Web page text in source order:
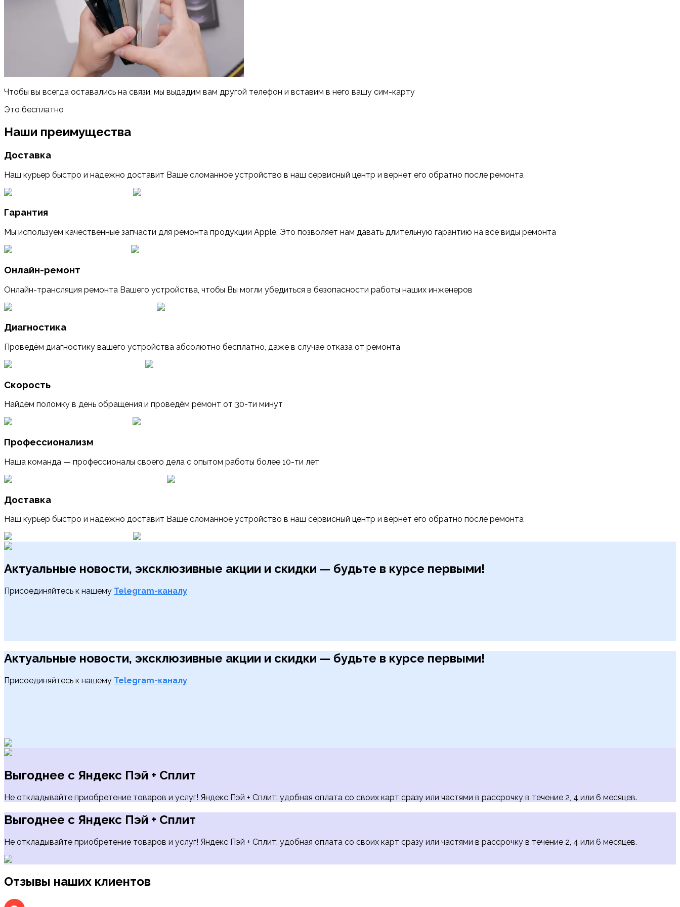
Чтобы вы всегда оставались на связи, мы выдадим вам другой телефон и вставим в него вашу сим-карту
Это бесплатно
Наши преимущества
Доставка
Наш курьер быстро и надежно доставит Ваше сломанное устройство в наш сервисный центр и вернет его обратно после ремонта
Гарантия
Мы используем качественные запчасти для ремонта продукции Apple. Это позволяет нам давать длительную гарантию на все виды ремонта
Онлайн-ремонт
Онлайн-трансляция ремонта Вашего устройства, чтобы Вы могли убедиться в безопасности работы наших инженеров
Диагностика
Проведём диагностику вашего устройства абсолютно бесплатно, даже в случае отказа от ремонта
Скорость
Найдём поломку в день обращения и проведём ремонт от 30-ти минут
Профессионализм
Наша команда — профессионалы своего дела с опытом работы более 10-ти лет
Доставка
Наш курьер быстро и надежно доставит Ваше сломанное устройство в наш сервисный центр и вернет его обратно после ремонта
Актуальные новости, эксклюзивные акции и скидки — будьте в курсе первыми!
Присоединяйтесь к нашему Telegram-каналу
Актуальные новости, эксклюзивные акции и скидки — будьте в курсе первыми!
Присоединяйтесь к нашему Telegram-каналу
Выгоднее с Яндекс Пэй + Сплит
Не откладывайте приобретение товаров и услуг! Яндекс Пэй + Сплит: удобная оплата со своих карт сразу или частями в рассрочку в течение 2, 4 или 6 месяцев.
Выгоднее с Яндекс Пэй + Сплит
Не откладывайте приобретение товаров и услуг! Яндекс Пэй + Сплит: удобная оплата со своих карт сразу или частями в рассрочку в течение 2, 4 или 6 месяцев.
Отзывы наших клиентов